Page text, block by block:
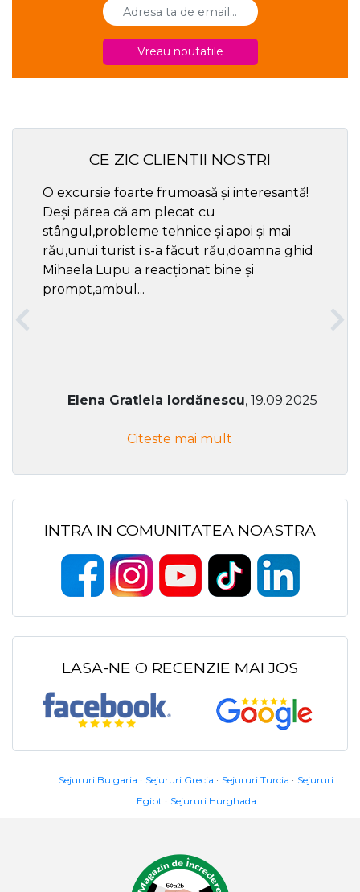
Vreau noutatile
CE ZIC CLIENTII NOSTRI
O excursie foarte frumoasă și interesantă!
Deși părea că am plecat cu
stângul,probleme tehnice și apoi și mai
rău,unui turist i s-a făcut rău,doamna ghid
Mihaela Lupu a reacționat bine și
prompt,ambul...
Elena Gratiela Iordănescu, 19.09.2025
Citeste mai mult
INTRA IN COMUNITATEA NOASTRA
LASA-NE O RECENZIE MAI JOS
Sejururi Bulgaria Sejururi Grecia Sejururi Turcia
Sejururi
Egipt
Sejururi Hurghada